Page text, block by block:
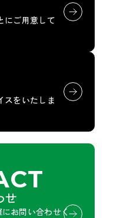
にご用意して
スをいたしま
せ
お問い合わせく